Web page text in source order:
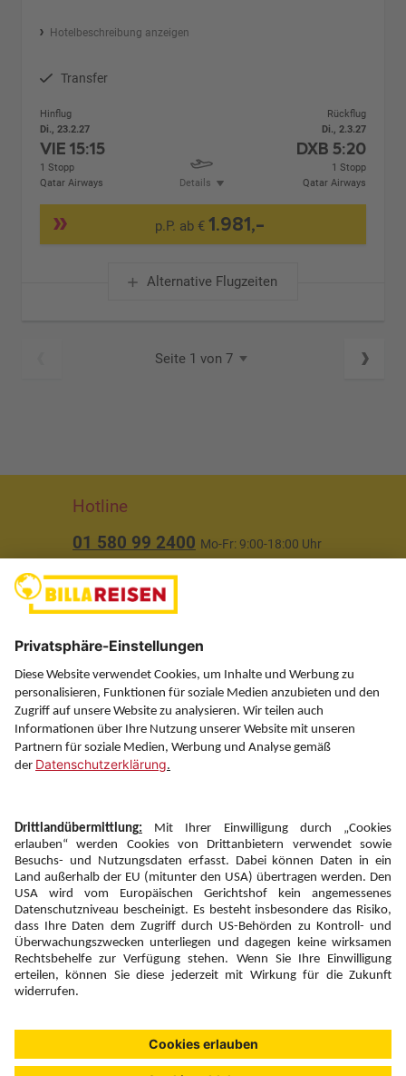
Hotelbeschreibung anzeigen
Transfer
Hinflug
Di., 23.2.27
VIE15:15
1 Stopp
Qatar Airways
Details
Rückflug
Di., 2.3.27
DXB 5:20
1 Stopp
Qatar Airways
p.P. ab € 1.981,-
Alternative Flugzeiten
Seite 1 von 7
Hotline
01 580 99 2400 Mo-Fr: 9:00-18:00 Uhr
Über uns
Service
Information
Folgen Sie uns auf
Newsletter:
Anmelden
Fairness und
Unsere Inhalte: Standards und
Meldung